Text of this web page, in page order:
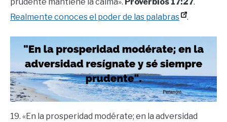
Realmente conoces el poder de las palabras
.
19. «En la prosperidad modérate; en la adversidad